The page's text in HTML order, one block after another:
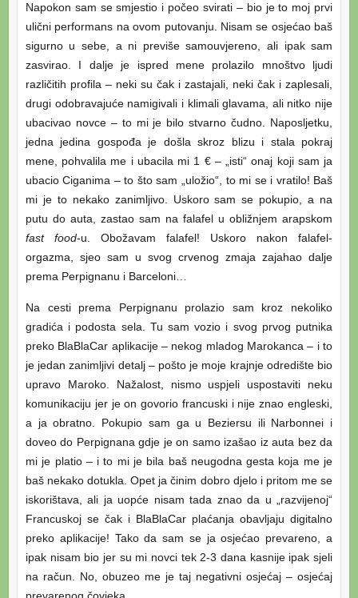
Napokon sam se smjestio i počeo svirati – bio je to moj prvi
ulični performans na ovom putovanju. Nisam se osjećao baš
sigurno u sebe, a ni previše samouvjereno, ali ipak sam
zasvirao. I dalje je ispred mene prolazilo mnoštvo ljudi
različitih profila – neki su čak i zastajali, neki čak i zaplesali,
drugi odobravajuće namigivali i klimali glavama, ali nitko nije
ubacivao novce – to mi je bilo stvarno čudno. Naposljetku,
jedna jedina gospođa je došla skroz blizu i stala pokraj
mene, pohvalila me i ubacila mi 1 € – „isti“ onaj koji sam ja
ubacio Ciganima – to što sam „uložio“, to mi se i vratilo! Baš
mi je to nekako zanimljivo. Uskoro sam se pokupio, a na
putu do auta, zastao sam na falafel u obližnjem arapskom
fast food-u. Obožavam falafel! Uskoro nakon falafel-
orgazma, sjeo sam u svog crvenog zmaja zajahao dalje
prema Perpignanu i Barceloni…
Na cesti prema Perpignanu prolazio sam kroz nekoliko
gradića i podosta sela. Tu sam vozio i svog prvog putnika
preko BlaBlaCar aplikacije – nekog mladog Marokanca – i to
je jedan zanimljivi detalj – pošto je moje krajnje odredište bio
upravo Maroko. Nažalost, nismo uspjeli uspostaviti neku
komunikaciju jer je on govorio francuski i nije znao engleski,
a ja obratno. Pokupio sam ga u Beziersu ili Narbonnei i
doveo do Perpignana gdje je on samo izašao iz auta bez da
mi je platio – i to mi je bila baš neugodna gesta koja me je
baš nekako dotukla. Opet ja činim dobro djelo i pritom me se
iskorištava, ali ja uopće nisam tada znao da u „razvijenoj“
Francuskoj se čak i BlaBlaCar plaćanja obavljaju digitalno
preko aplikacije! Tako da sam se ja osjećao prevareno, a
ipak nisam bio jer su mi novci tek 2-3 dana kasnije ipak sjeli
na račun. No, obuzeo me je taj negativni osjećaj – osjećaj